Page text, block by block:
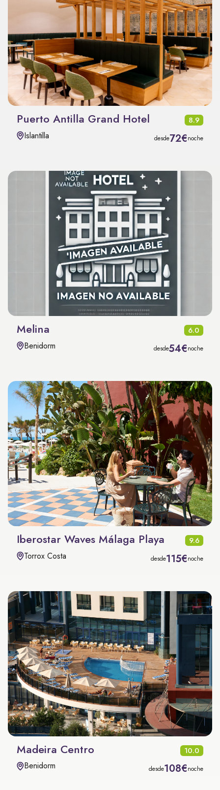
Puerto Antilla Grand Hotel 8.9
Islantilla desde72€noche
Melina 6.0
Benidorm desde54€noche
Iberostar Waves Málaga Playa 9.6
Torrox Costa desde115€noche
Madeira Centro 10.0
Benidorm desde108€noche